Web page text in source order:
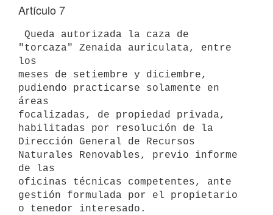
Artículo 7
"torcaza" Zenaida auriculata, entre
los
meses de setiembre y diciembre,
pudiendo practicarse solamente en
áreas
focalizadas, de propiedad privada,
habilitadas por resolución de la
Dirección General de Recursos
Naturales Renovables, previo informe
de las
oficinas técnicas competentes, ante
gestión formulada por el propietario
o tenedor interesado.